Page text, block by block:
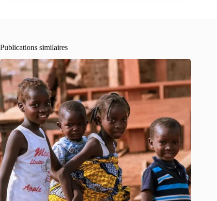
Publications similaires